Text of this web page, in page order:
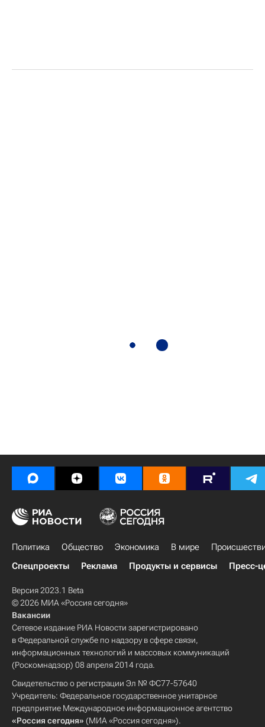
Политика Общество Экономика В мире
Спецпроекты
Реклама Продукты и сервисы Пресс-
Версия 2023.1 Beta
© 2026 МИА «Россия сегодня»
Вакансии
Сетевое издание РИА Новости зарегистрировано
в Федеральной службе по надзору в сфере связи,
информационных технологий и массовых коммуникаций
(Роскомнадзор) 08 апреля 2014 года.
Свидетельство о регистрации Эл № ФС77-57640
Учредитель: Федеральное государственное унитарное
предприятие Международное информационное агентство
«Россия сегодня» (МИА «Россия сегодня»).